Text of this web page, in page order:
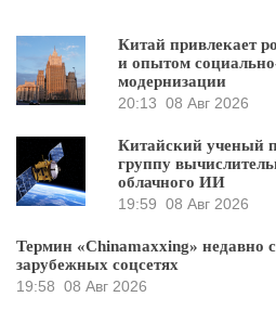
Китай привлекает
и опытом
модернизации
20:13 08 Авг 2026
Китайский ученый
группу
облачного ИИ
19:59 08 Авг 2026
Термин «Chinamaxxing» недавно
зарубежных соцсетях
19:58 08 Авг 2026